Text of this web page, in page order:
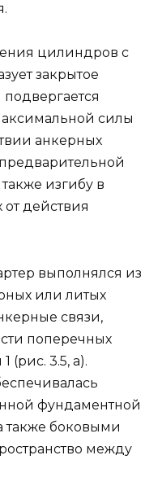
цилиндров с
закрытое
силы
анкерных
изгибу в
действия
выполнялся из
или литых
связи,
поперечных
(рис. 3.5, а).
фундаментной
также боковыми
между